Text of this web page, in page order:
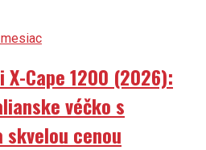
X-Cape 1200 (2026):
véčko s
skvelou cenou